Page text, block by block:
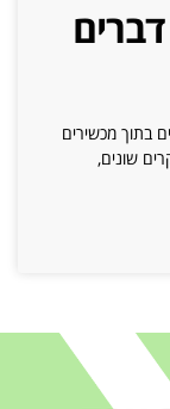
בתוך מכשירים
שונים,